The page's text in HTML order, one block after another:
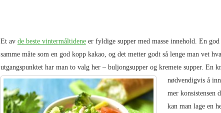
Et av de beste vintermåltideneer fyldige supper med masse innehold. En
samme måte som en god kopp kakao, og det metter godt så lenge man vet
utgangspunktet har man to valg her – buljongsupper ogkremete supper. En
nødvendigvis å
mer konsistensen
kan man lage en